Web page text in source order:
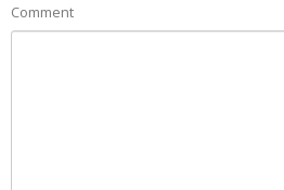
Comment